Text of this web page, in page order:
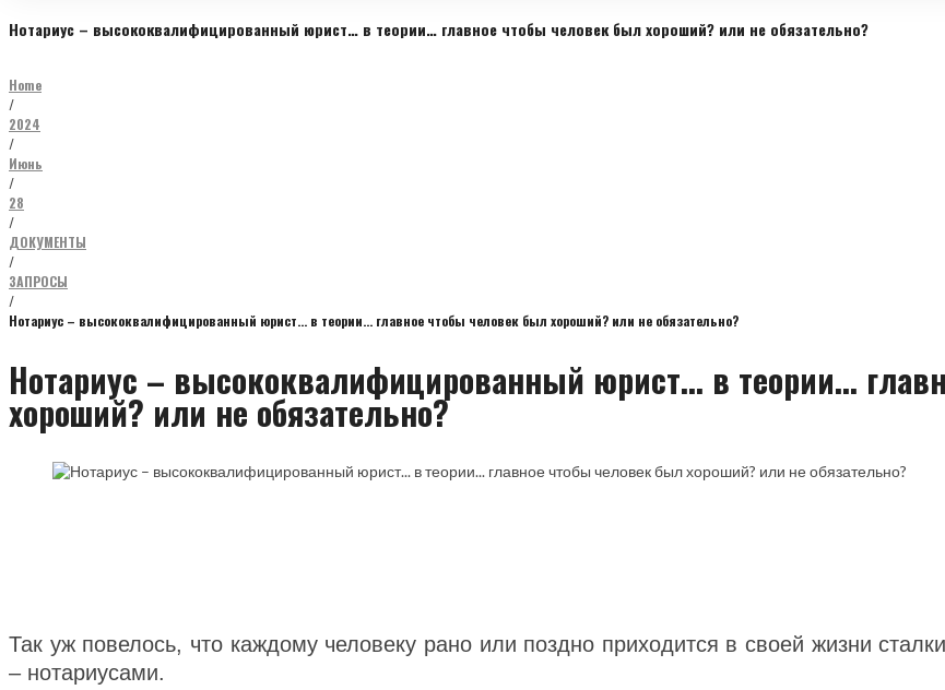
Нотариус – высококвалифицированный юрист… в теории… главное чтобы человек был хороший? или не обязательно?
Home
/
2024
/
Июнь
/
28
/
ДОКУМЕНТЫ
/
ЗАПРОСЫ
/
Нотариус – высококвалифицированный юрист… в теории… главное чтобы человек был хороший? или не обязательно?
Нотариус – высококвалифицированный юрист... в теории...
хороший? или не обязательно?
Так уж повелось, что каждому человеку рано или поздно приходится в своей жизни
– нотариусами.